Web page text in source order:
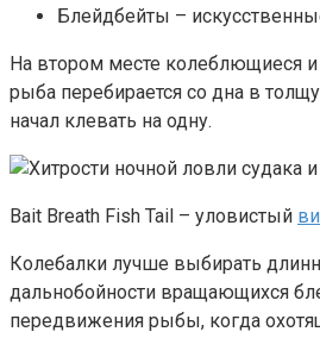
Блейдбейты –
На втором месте колеблющиеся
рыба перебирается со дна в
начал клевать на одну.
Bait Breath Fish Tail – уловистый
Колебалки лучше выбирать
дальнобойности вращающихся
передвижения рыбы, когда